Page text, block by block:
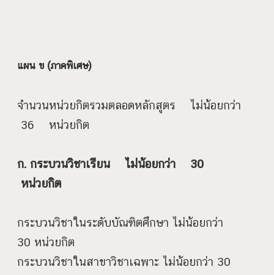
แผน ข (ภาคพิเศษ)
จำนวนหน่วยกิตรวมตลอดหลักสูตร ไม่น้อยกว่า
36 หน่วยกิต
ก. กระบวนวิชาเรียน ไม่น้อยกว่า 30
หน่วยกิต
กระบวนวิชาในระดับบัณฑิตศึกษา ไม่น้อยกว่า
30 หน่วยกิต
กระบวนวิชาในสาขาวิชาเฉพาะ ไม่น้อยกว่า 30